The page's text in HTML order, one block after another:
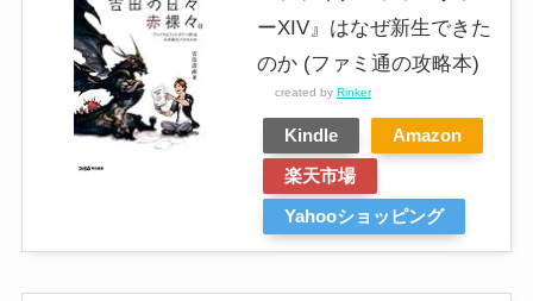
ーXIV』はなぜ新生できた
のか (ファミ通の攻略本)
created by Rinker
Kindle
Amazon
楽天市場
Yahooショッピング